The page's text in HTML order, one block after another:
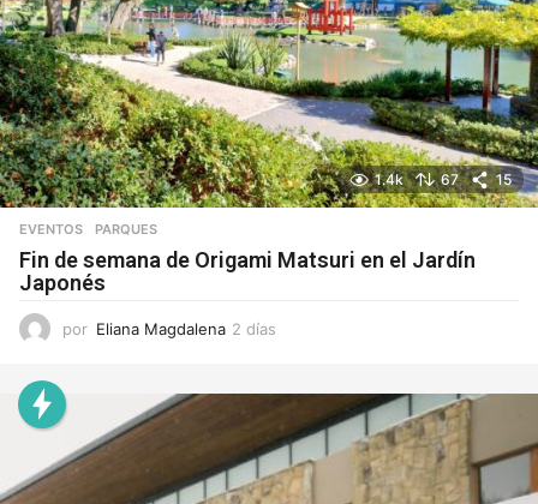
1.4k 67 15
EVENTOS ,PARQUES
Fin de semana de Origami Matsuri en el Jardín
Japonés
por Eliana Magdalena 2 días
a